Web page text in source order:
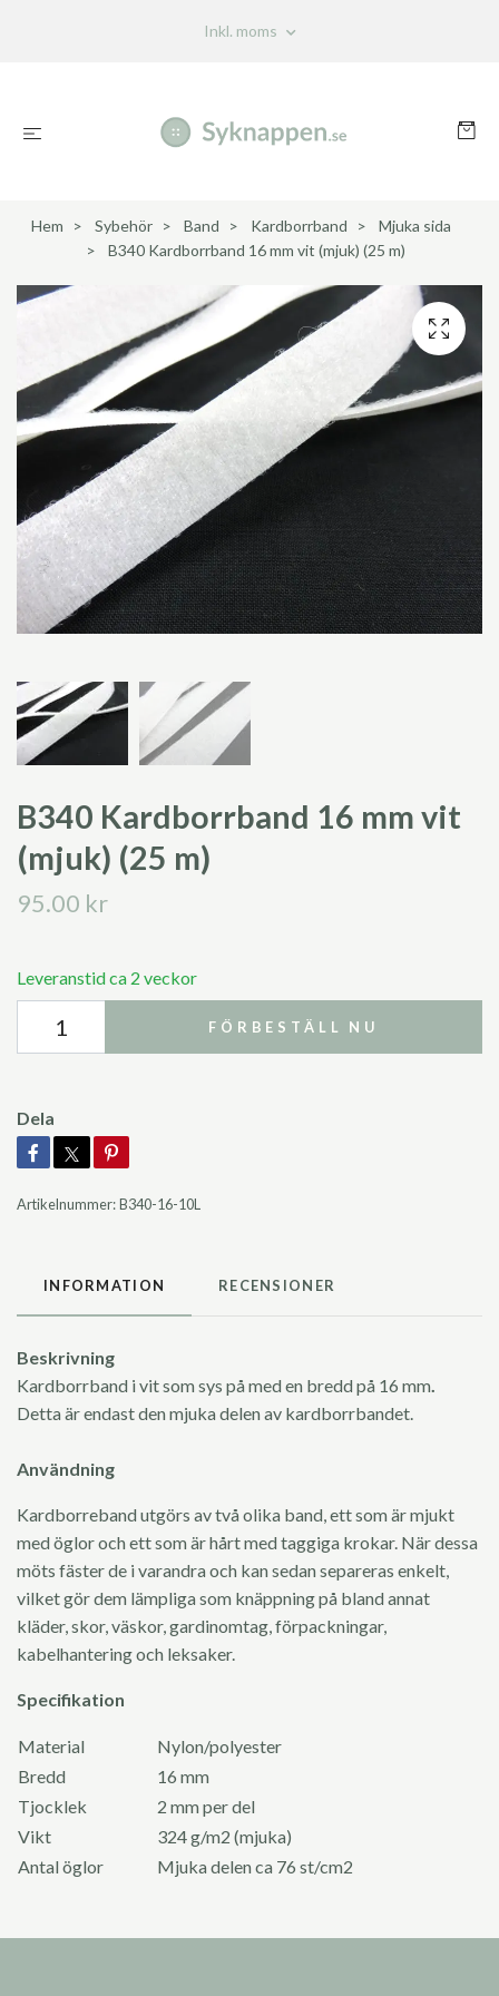
Inkl. moms
Hem Sybehör Band Kardborrband
Mjuka sida
B340 Kardborrband 16 mm vit (mjuk) (25 m)
B340 Kardborrband 16 mm vit
(mjuk) (25 m)
95.00 kr
Leveranstid ca 2 veckor
FÖRBESTÄLL NU
Dela
Artikelnummer:B340-16-10L
INFORMATION RECENSIONER
Beskrivning
Kardborrband i vit som sys på med en bredd på 16 mm.
Detta är endast den mjuka delen av kardborrbandet.
Användning
Kardborreband utgörs av två olika band, ett som är mjukt
med öglor och ett som är hårt med taggiga krokar. När dessa
möts fäster de i varandra och kan sedan separeras enkelt,
vilket gör dem lämpliga som knäppning på bland annat
kläder, skor, väskor, gardinomtag, förpackningar,
kabelhantering och leksaker.
Specifikation
Material
Nylon/polyester
Bredd
16 mm
Tjocklek
2 mm per del
Vikt
324 g/m2 (mjuka)
Antal öglor
Mjuka delen ca 76 st/cm2